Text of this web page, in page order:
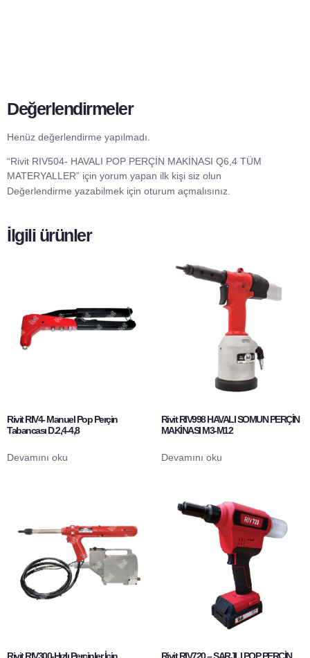
Değerlendirmeler
Henüz değerlendirme yapılmadı.
“Rivit RIV504- HAVALI POP PERÇİN MAKİNASI Q6,4 TÜM
MATERYALLER” için yorum yapan ilk kişi siz olun
Değerlendirme yazabilmek için oturum açmalısınız.
İlgili ürünler
Rivit RIV4- Manuel Pop Perçin
Tabancası D.2,4-4,8
Devamını oku
Rivit RIV998 HAVALI SOMUN PERÇİN
MAKİNASI M3-M12
Devamını oku